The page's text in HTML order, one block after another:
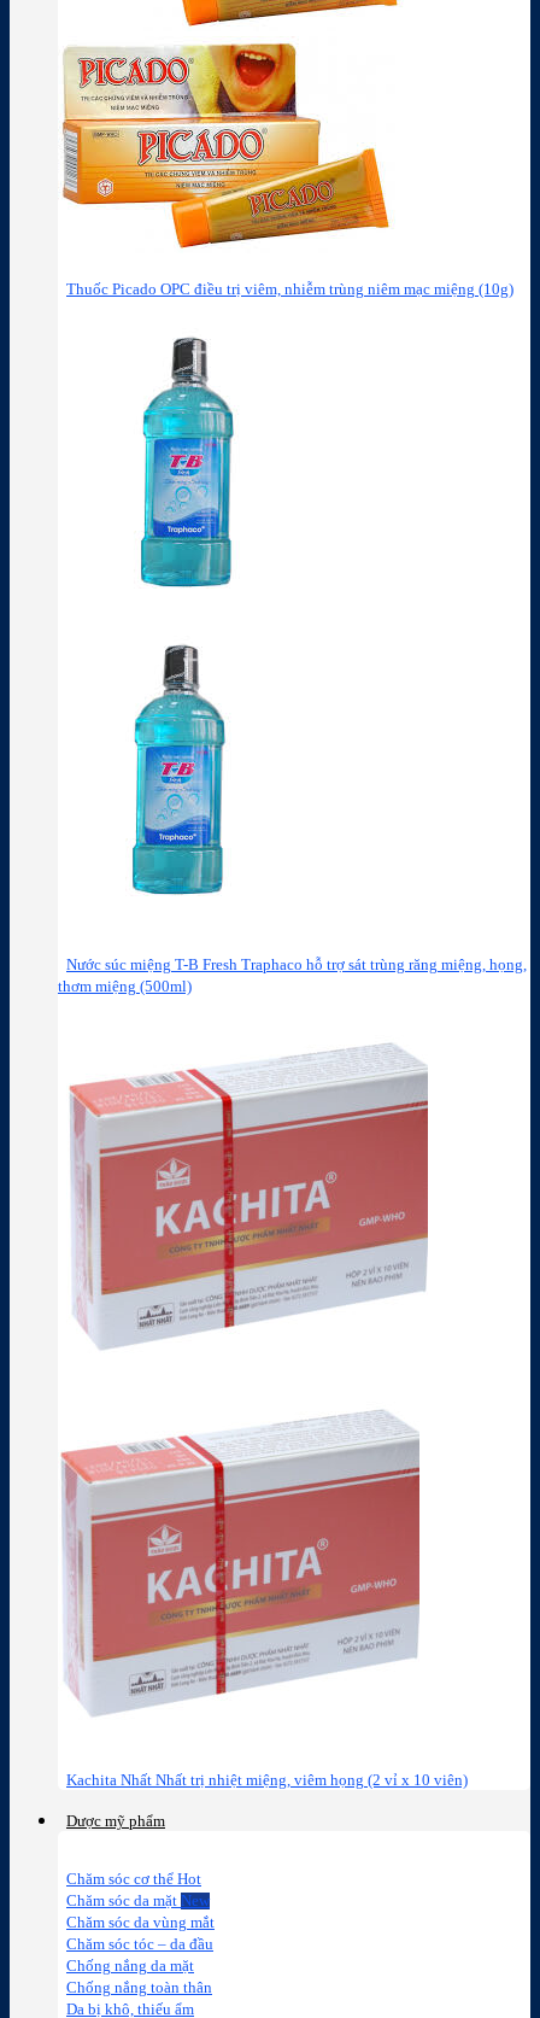
Thuốc Picado OPC điều trị viêm, nhiễm trùng niêm mạc miệng (10g)
Nước súc miệng T-B Fresh Traphaco hỗ trợ sát trùng răng miệng, họng,
thơm miệng (500ml)
Kachita Nhất Nhất trị nhiệt miệng, viêm họng (2 vỉ x 10 viên)
Dược mỹ phẩm
Chăm sóc cơ thể
Chăm sóc da mặt
Chăm sóc da vùng mắt
Chăm sóc tóc – da đầu
Chống nắng da mặt
Chống nắng toàn thân
Da bị khô, thiếu ẩm